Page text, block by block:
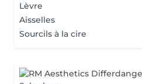
Lèvre
Aisselles
Sourcils à la cire